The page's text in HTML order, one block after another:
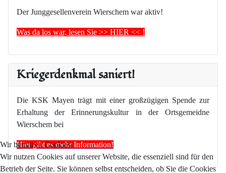
Der Junggesellenverein Wierschem war aktiv!
Was da los war, lesen Sie >> HIER << !
Kriegerdenkmal saniert!
Die KSK Mayen trägt mit einer großzügigen Spende zur
Erhaltung der Erinnerungskultur in der Ortsgemeidne
Wierschem bei
Hier gibt es mehr Information!
Wir benutzen Cookies
Wir nutzen Cookies auf unserer Website, die essenziell sind für den
Betrieb der Seite. Sie können selbst entscheiden, ob Sie die Cookies